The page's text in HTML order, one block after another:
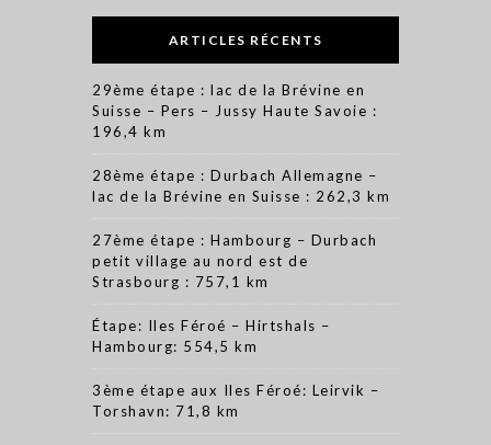
ARTICLES RÉCENTS
29ème étape : lac de la Brévine en
Suisse – Pers – Jussy Haute Savoie :
196,4 km
28ème étape : Durbach Allemagne –
lac de la Brévine en Suisse : 262,3 km
27ème étape : Hambourg – Durbach
petit village au nord est de
Strasbourg : 757,1 km
Étape: Iles Féroé – Hirtshals –
Hambourg: 554,5 km
3ème étape aux Iles Féroé: Leirvik –
Torshavn: 71,8 km